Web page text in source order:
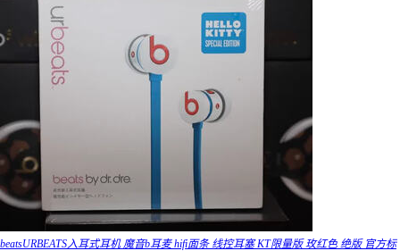
beatsURBEATS入耳式耳机 魔音b耳麦 hifi面条 线控耳塞 KT限量版 玫红色 绝版 官方标